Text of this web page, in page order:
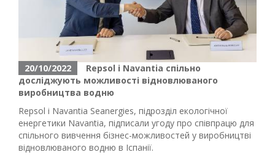
20/10/2022
Repsol і Navantia спільно
досліджують можливості відновлюваного
виробництва водню
Repsol і Navantia Seanergies, підрозділ екологічної
енергетики Navantia, підписали угоду про співпрацю для
спільного вивчення бізнес-можливостей у виробництві
відновлюваного водню в Іспанії.